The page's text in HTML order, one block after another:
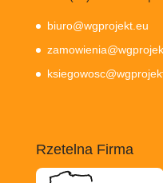
biuro@wgprojekt.eu
Rzetelna Firma